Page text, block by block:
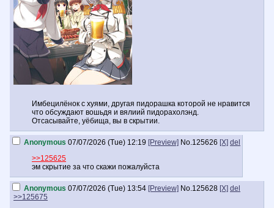
Имбецилёнок с хуями, другая пидорашка которой не нравится
что обсуждают вошьдя и вялиий пидорахолэнд.
Отсасывайте, уёбища, вы в скрытии.
Anonymous 07/07/2026 (Tue) 12:19 [Preview] No.125626 [X] del
>>125625
эм скрытие за что скажи пожалуйста
Anonymous 07/07/2026 (Tue) 13:54 [Preview] No.125628 [X] del
>>125675